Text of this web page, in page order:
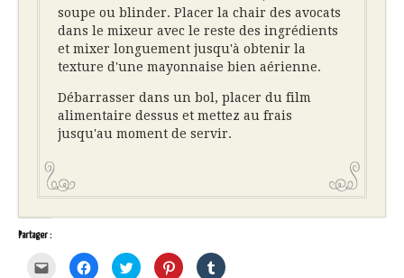
soupe ou blinder. Placer la chair des avocats
dans le mixeur avec le reste des ingrédients
et mixer longuement jusqu'à obtenir la
texture d'une mayonnaise bien aérienne.
Débarrasser dans un bol, placer du film
alimentaire dessus et mettez au frais
jusqu'au moment de servir.
Partager :
Cliquez
pour
Cliquez
pour
Cliquez
pour
Cliquez
pour
Cliquez
pour